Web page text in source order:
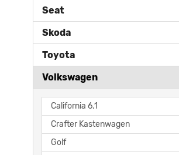
Seat
Skoda
Toyota
Volkswagen
California 6.1
Crafter Kastenwagen
Golf